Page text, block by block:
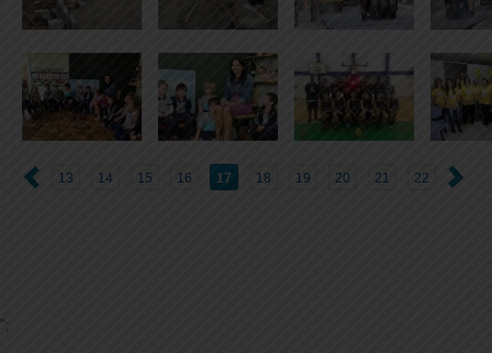
13 14 15 16 17 18 19 20 21 22
";